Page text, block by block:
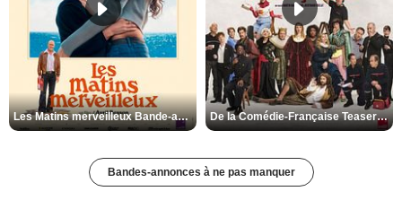
Les Matins merveilleux Bande-annonce VF De la Comédie-Française Teaser VF
Bandes-annonces à ne pas manquer